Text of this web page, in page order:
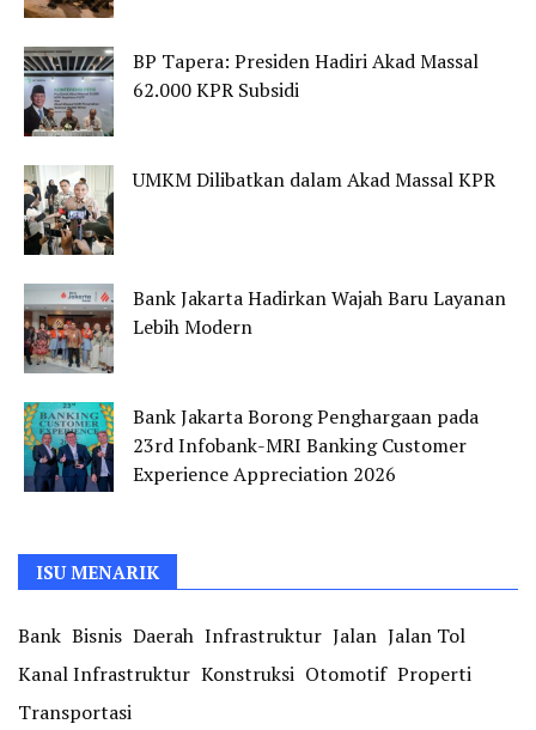
BP Tapera: Presiden Hadiri Akad Massal
62.000 KPR Subsidi
UMKM Dilibatkan dalam Akad Massal KPR
Bank Jakarta Hadirkan Wajah Baru Layanan
Lebih Modern
Bank Jakarta Borong Penghargaan pada
23rd Infobank-MRI Banking Customer
Experience Appreciation 2026
ISU MENARIK
Bank Bisnis Daerah Infrastruktur Jalan Jalan Tol
Kanal Infrastruktur Konstruksi Otomotif Properti
Transportasi